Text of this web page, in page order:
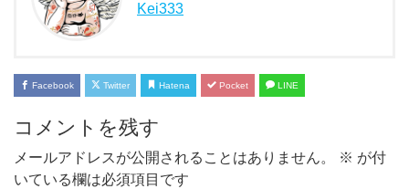
Kei333
Facebook Twitter Hatena Pocket LINE
コメントを残す
メールアドレスが公開されることはありません。 ※ が付
いている欄は必須項目です